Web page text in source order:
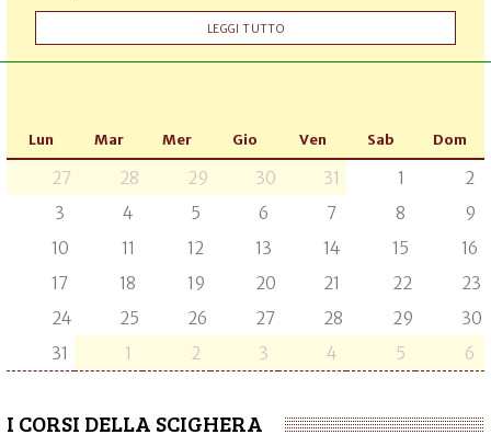
LEGGI TUTTO
Lun Mar Mer Gio Ven Sab Dom
27 28 29 30 31 1
2
3
4 5 6 7 8
9
10
11 12 13 14 15
16
17
18 19 20 21 22
23
24
25 26 27 28 29
30
31
1 2 3 4 5 6
I CORSI DELLA SCIGHERA